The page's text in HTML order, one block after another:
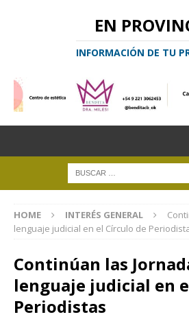
EN
INFORMACIÓN DE TU
HOME INTERÉS GENERAL
lenguaje judicial en el Círculo de
Continúan las
lenguaje judicial en
Periodistas